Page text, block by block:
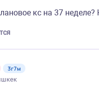
кс на 37 неделе?
3г7м